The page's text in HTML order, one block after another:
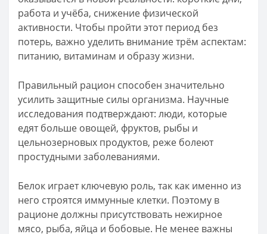
работа и учёба, снижение физической
активности. Чтобы пройти этот период без
потерь, важно уделить внимание трём аспектам:
питанию, витаминам и образу жизни.
Правильный рацион способен значительно
усилить защитные силы организма. Научные
исследования подтверждают: люди, которые
едят больше овощей, фруктов, рыбы и
цельнозерновых продуктов, реже болеют
простудными заболеваниями.
Белок играет ключевую роль, так как именно из
него строятся иммунные клетки. Поэтому в
рационе должны присутствовать нежирное
мясо, рыба, яйца и бобовые. Не менее важны